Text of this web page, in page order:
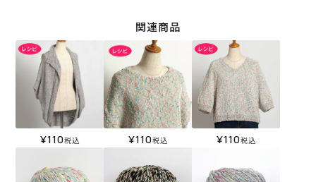
関連商品
¥110税込 ¥110税込 ¥110税込